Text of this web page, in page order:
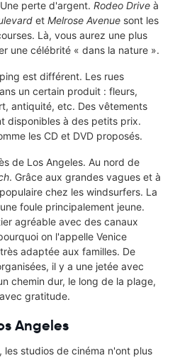
perte d'argent. Rodeo Drive à
et Melrose Avenue sont les
Là, vous aurez une plus
une célébrité « dans la nature ».
est différent. Les rues
un certain produit : fleurs,
antiquité, etc. Des vêtements
disponibles à des petits prix.
les CD et DVD proposés.
de Los Angeles. Au nord de
. Grâce aux grandes vagues et à
chez les windsurfers. La
foule principalement jeune.
agréable avec des canaux
on l'appelle Venice
adaptée aux familles. De
il y a une jetée avec
chemin dur, le long de la plage,
gratitude.
Angeles
les studios de cinéma n'ont plus